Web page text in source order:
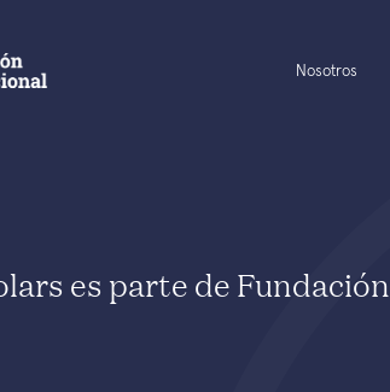
Nosotros
es parte de Fundación